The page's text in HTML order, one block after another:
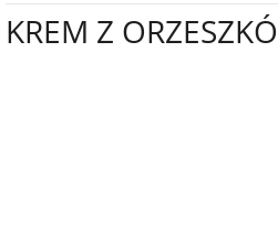
KREM Z